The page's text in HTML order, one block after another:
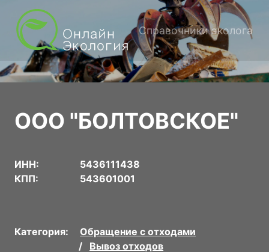
Справочники эколога
ООО "БОЛТОВСКОЕ"
ИНН:
5436111438
КПП:
543601001
Категория:
Обращение с отходами
Вывоз отходов